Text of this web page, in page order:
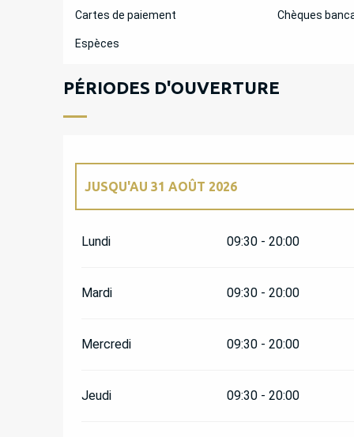
Cartes de paiement Chèques
Espèces
PÉRIODES D'OUVERTURE
JUSQU'AU 31 AOÛT 2026
Lundi 09:30 - 20:00
Mardi 09:30 - 20:00
Mercredi 09:30 - 20:00
Jeudi 09:30 - 20:00